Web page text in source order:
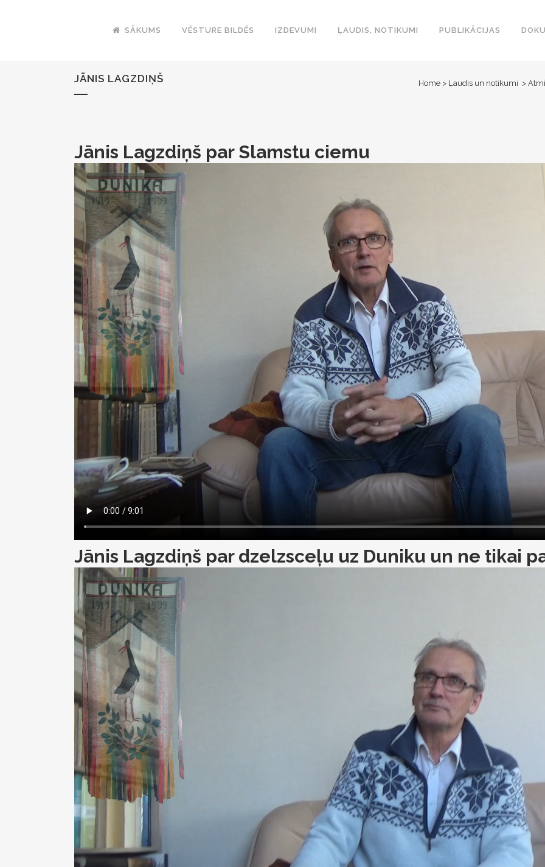
SĀKUMS VĒSTURE BILDĒS IZDEVUMI ĻAUDIS, NOTIKUMI PUBLIKĀCIJAS
JĀNIS LAGZDIŅŠ Home > Ļaudis un notikumi >
Jānis Lagzdiņš par Slamstu ciemu
Jānis Lagzdiņš par dzelzsceļu uz Duniku un ne tikai